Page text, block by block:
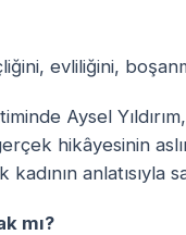
evliliğini,
Aysel
hikâyesinin
anlatısıyla
mı?